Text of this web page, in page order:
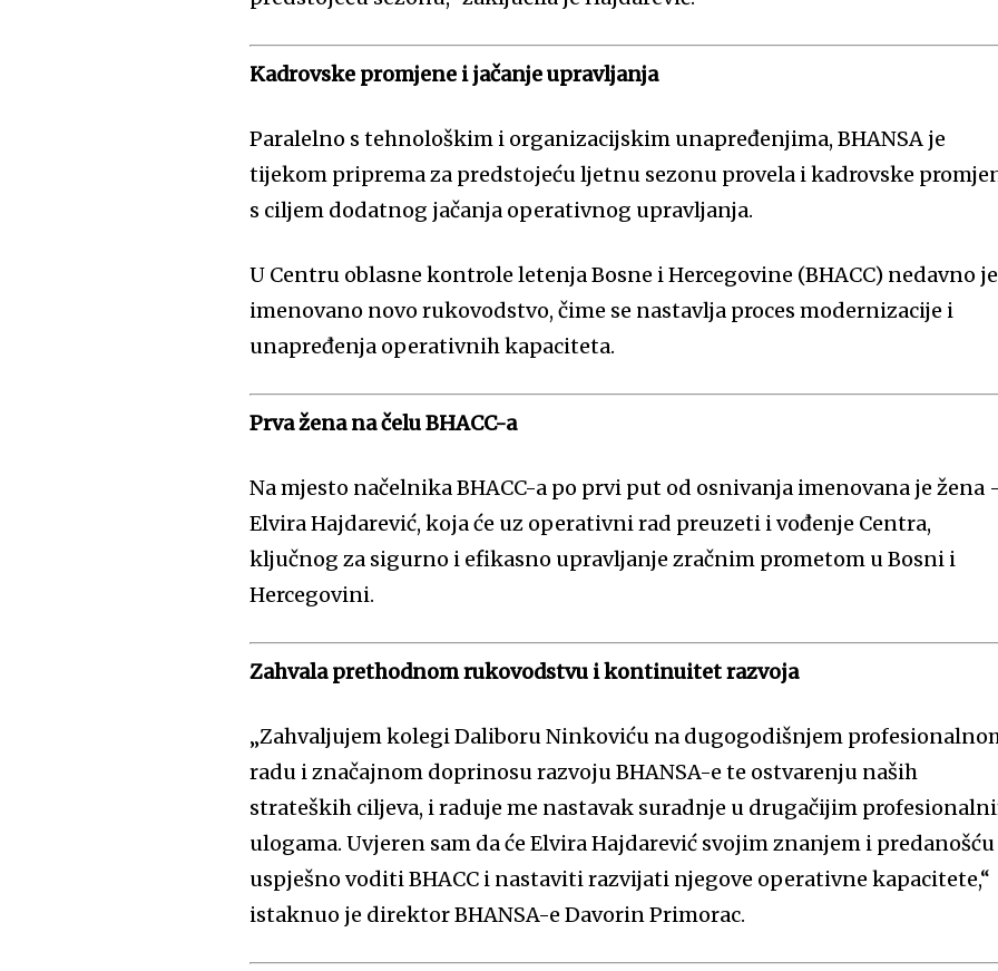
Kadrovske promjene i jačanje upravljanja
Paralelno s tehnološkim i organizacijskim unapređenjima, BHANSA je
tijekom priprema za predstojeću ljetnu sezonu provela i kadrovske
s ciljem dodatnog jačanja operativnog upravljanja.
U Centru oblasne kontrole letenja Bosne i Hercegovine (BHACC) nedavno je
imenovano novo rukovodstvo, čime se nastavlja proces modernizacije i
unapređenja operativnih kapaciteta.
Prva žena na čelu BHACC-a
Na mjesto načelnika BHACC-a po prvi put od osnivanja imenovana je žena
Elvira Hajdarević, koja će uz operativni rad preuzeti i vođenje Centra,
ključnog za sigurno i efikasno upravljanje zračnim prometom u Bosni i
Hercegovini.
Zahvala prethodnom rukovodstvu i kontinuitet razvoja
„Zahvaljujem kolegi Daliboru Ninkoviću na dugogodišnjem
radu i značajnom doprinosu razvoju BHANSA-e te ostvarenju naših
strateških ciljeva, i raduje me nastavak suradnje u drugačijim
ulogama. Uvjeren sam da će Elvira Hajdarević svojim znanjem i predanošću
uspješno voditi BHACC i nastaviti razvijati njegove operativne kapacitete,“
istaknuo je direktor BHANSA-e Davorin Primorac.